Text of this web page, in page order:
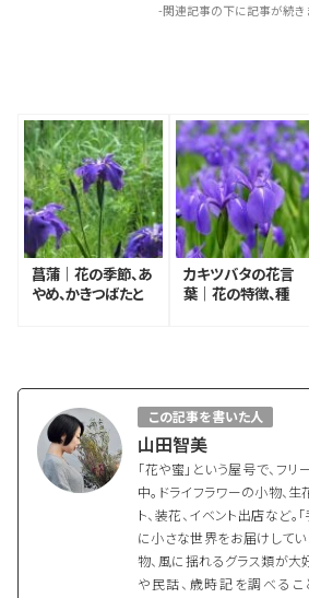
-関連記事の下に記事が続き
菖蒲｜花の季節、あ
やめ、かきつばたと
カキツバタの花言
葉｜花の特徴、種
この記事を書いた人
山田智美
「花や蜜」という屋号で、フ
中。ドライフラワーの小物、
ト、装花、イベント出店など。
に小さな世界をお届けしてい
物、風に揺れるグラス類が大
や民話、歳時記を調べるこ